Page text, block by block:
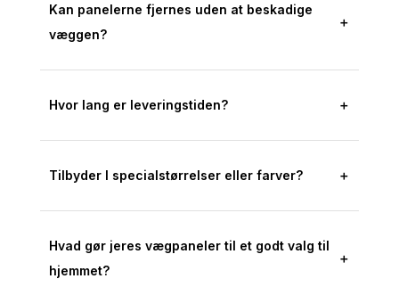
Kan panelerne fjernes uden at beskadige
væggen?
＋
Hvor lang er leveringstiden? ＋
Tilbyder I specialstørrelser eller farver? ＋
Hvad gør jeres vægpaneler til et godt valg til
hjemmet?
＋